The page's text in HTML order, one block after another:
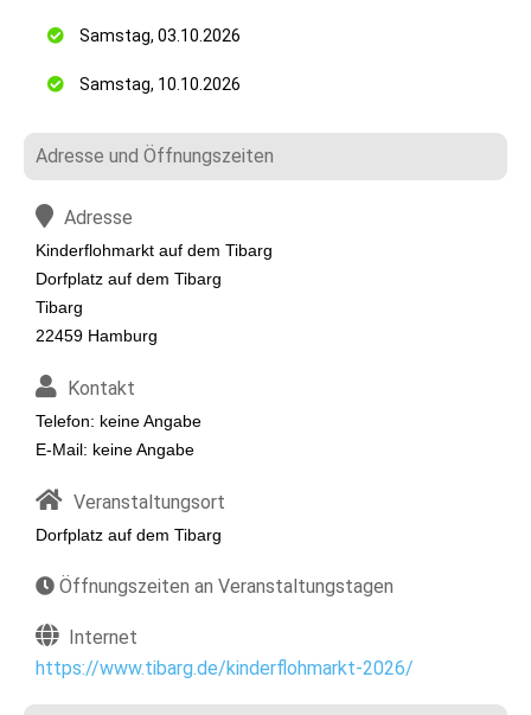
Samstag, 03.10.2026
Samstag, 10.10.2026
Adresse und Öffnungszeiten
Adresse
Kinderflohmarkt auf dem Tibarg
Dorfplatz auf dem Tibarg
Tibarg
22459 Hamburg
Kontakt
Telefon: keine Angabe
E-Mail: keine Angabe
Veranstaltungsort
Dorfplatz auf dem Tibarg
Öffnungszeiten an Veranstaltungstagen
Internet
https://www.tibarg.de/kinderflohmarkt-2026/